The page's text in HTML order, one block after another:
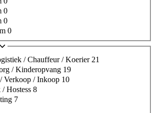
0
0
0
/ Chauffeur / Koerier 21
/ Kinderopvang 19
Verkoop / Inkoop 10
Hostess 8
7